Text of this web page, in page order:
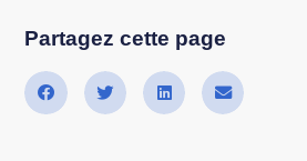
Partagez cette page